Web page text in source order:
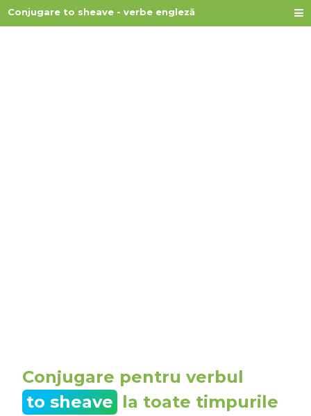
Conjugare to sheave - verbe engleză
Conjugare pentru verbul
to sheave la toate timpurile